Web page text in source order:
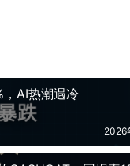
AI热潮遇冷
2026